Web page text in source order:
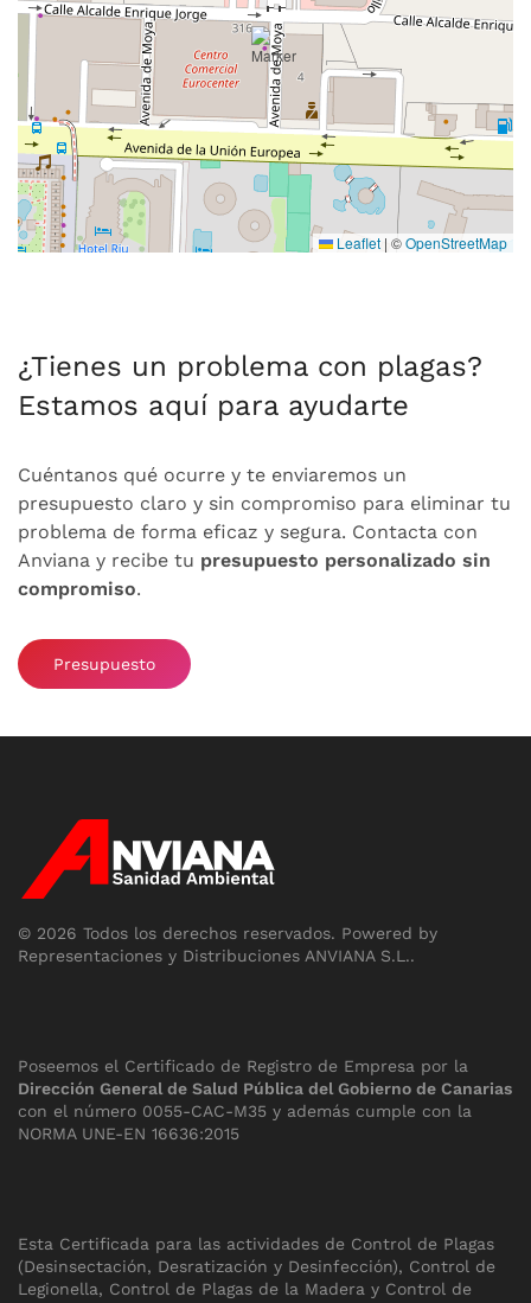
Leaflet | ©OpenStreetMap
¿Tienes un problema con plagas?
Estamos aquí para ayudarte
Cuéntanos qué ocurre y te enviaremos un
presupuesto claro y sin compromiso para eliminar tu
problema de forma eficaz y segura. Contacta con
Anviana y recibe tu presupuesto personalizado sin
compromiso.
Presupuesto
© 2026 Todos los derechos reservados. Powered by
Representaciones y Distribuciones ANVIANA S.L..
Poseemos el Certificado de Registro de Empresa por la
Dirección General de Salud Pública del Gobierno de Canarias
con el número 0055-CAC-M35 y además cumple con la
NORMA UNE-EN 16636:2015
Esta Certificada para las actividades de Control de Plagas
(Desinsectación, Desratización y Desinfección), Control de
Legionella, Control de Plagas de la Madera y Control de